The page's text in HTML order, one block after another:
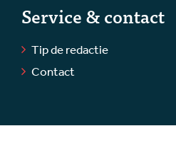
Service & contact
Tip de redactie
Contact